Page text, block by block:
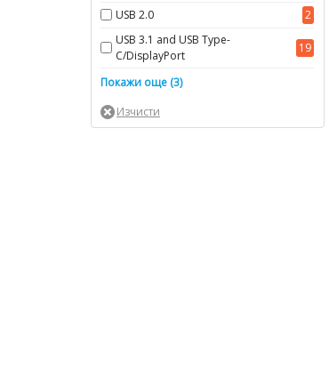
USB 2.0
2
USB 3.1 and USB Type-
C/DisplayPort
19
USB 3.1 and USB Type-
USB 3.2 and USB Type-
26
Покажи още (3)